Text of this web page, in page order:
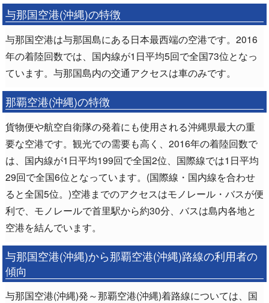
与那国空港(沖縄)の特徴
与那国空港は与那国島にある日本最西端の空港です。2016
年の着陸回数では、国内線が1日平均5回で全国73位となっ
ています。与那国島内の交通アクセスは車のみです。
那覇空港(沖縄)の特徴
貨物便や航空自衛隊の発着にも使用される沖縄県最大の重
要な空港です。観光での需要も高く、2016年の着陸回数で
は、国内線が1日平均199回で全国2位、国際線では1日平均
29回で全国6位となっています。(国際線・国内線を合わせ
ると全国5位。)空港までのアクセスはモノレール・バスが便
利で、モノレールで首里駅から約30分、バスは島内各地と
空港を結んでいます。
与那国空港(沖縄)から那覇空港(沖縄)路線の利用者の
傾向
与那国空港(沖縄)発～那覇空港(沖縄)着路線については、国